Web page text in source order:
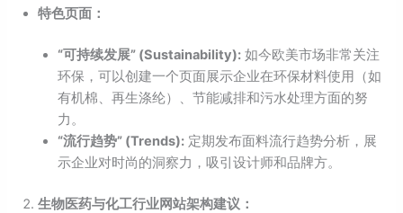
特色页面：
“可持续发展” (Sustainability): 如今欧美市场非常关注
环保，可以创建一个页面展示企业在环保材料使用（如
有机棉、再生涤纶）、节能减排和污水处理方面的努
力。
“流行趋势” (Trends): 定期发布面料流行趋势分析，展
示企业对时尚的洞察力，吸引设计师和品牌方。
生物医药与化工行业网站架构建议：